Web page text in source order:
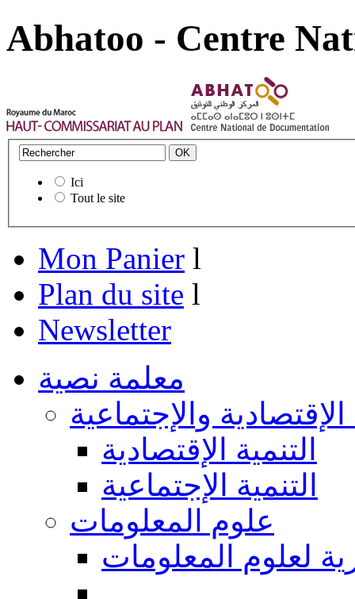
Abhatoo - Centre
Ici
Tout le site
Mon Panier l
Plan du site l
Newsletter
معلمة نصية
الإقتصادية والإجتماعية
التنمية الإقتصادية
التنمية الإجتماعية
علوم المعلومات
لعلوم المعلومات